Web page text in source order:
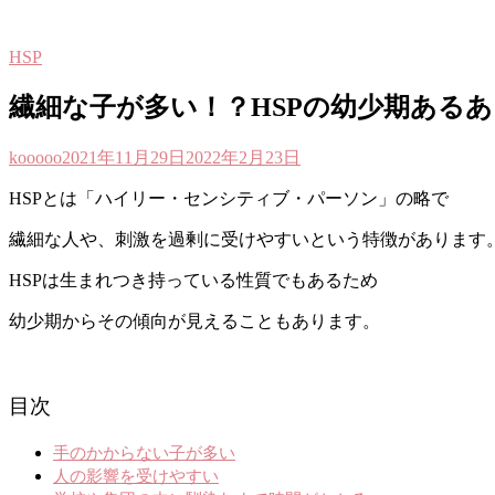
HSP
繊細な子が多い！？HSPの幼少期ある
kooooo2021年11月29日 2022年2月23日
HSPとは「ハイリー・センシティブ・パーソン」の略で
繊細な人や、刺激を過剰に受けやすいという特徴があります
HSPは生まれつき持っている性質でもあるため
幼少期からその傾向が見えることもあります。
目次
手のかからない子が多い
人の影響を受けやすい